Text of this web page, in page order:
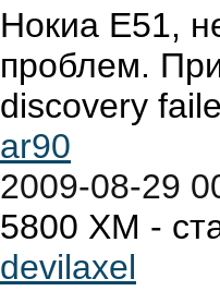
Нокиа Е51,
проблем.
discovery
ar90
2009-08-29
5800 XM -
devilaxel